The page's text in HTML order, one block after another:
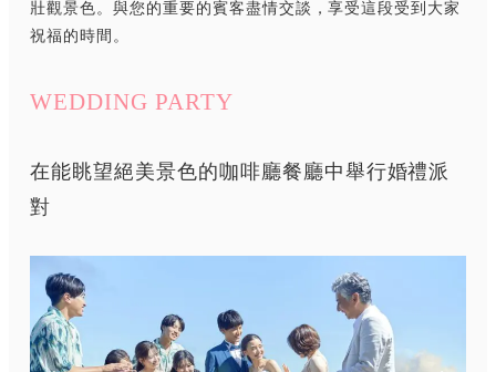
壯觀景色。與您的重要的賓客盡情交談，享受這段受到大家
祝福的時間。
WEDDING PARTY
在能眺望絕美景色的咖啡廳餐廳中舉行婚禮派
對